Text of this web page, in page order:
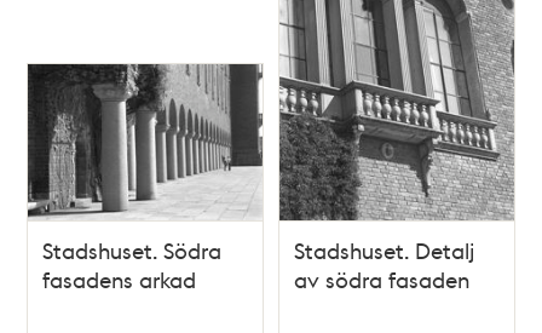
Stadshuset. Södra
fasadens arkad
Stadshuset. Detalj
av södra fasaden